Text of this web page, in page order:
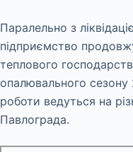
Паралельно з
підприємство
теплового
опалювального сезону
роботи ведуться на
Павлограда.